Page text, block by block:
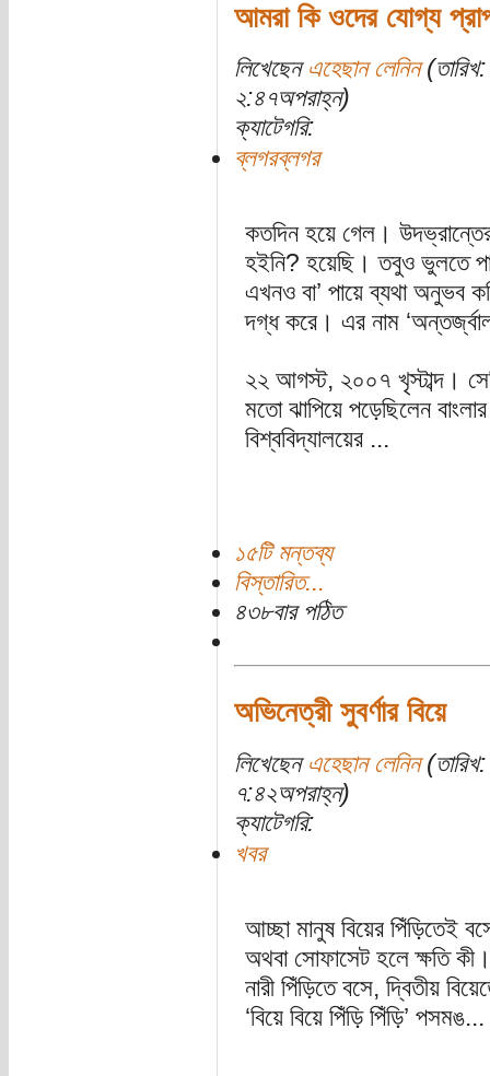
আমরা কি ওদের যোগ্য
লিখেছেন এহেছান লেনিন
২:৪৭অপরাহ্ন)
ক্যাটেগরি:
ব্লগরব্লগর
কতদিন হয়ে গেল।
হইনি? হয়েছি। তবুও ভুলতে
এখনও বা’ পায়ে ব্যথা অনুভব
দগ্ধ করে। এর নাম
২২ আগস্ট, ২০০৭ খৃস্টাব্দ।
মতো ঝাপিয়ে পড়েছিলেন
বিশ্ববিদ্যালয়ের ...
১৫টি মন্তব্য
বিস্তারিত...
৪৩৮বার পঠিত
অভিনেত্রী সুবর্ণার বিয়ে
লিখেছেন এহেছান লেনিন
৭:৪২অপরাহ্ন)
ক্যাটেগরি:
খবর
আচ্ছা মানুষ বিয়ের পিঁড়িতেই
অথবা সোফাসেট হলে ক্ষতি
নারী পিঁড়িতে বসে, দ্বিতীয়
‘বিয়ে বিয়ে পিঁড়ি পিঁড়ি’ পসমঙ...